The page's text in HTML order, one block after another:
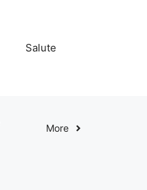
Salute
More